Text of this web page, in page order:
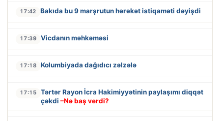
17:42 Bakıda bu 9 marşrutun hərəkət istiqaməti dəyişdi
17:39 Vicdanın məhkəməsi
17:18 Kolumbiyada dağıdıcı zəlzələ
17:15
Tərtər Rayon İcra Hakimiyyətinin paylaşımı diqqət
çəkdi –Nə baş verdi?